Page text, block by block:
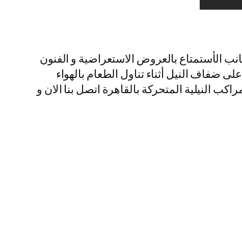
الأستمتاع بالعروض الاستعراضية و الفنون
ضفاف النيل أثناء تناول الطعام بالهواء
النيلية المتحركة بالقاهرة اتصل بنا الان و